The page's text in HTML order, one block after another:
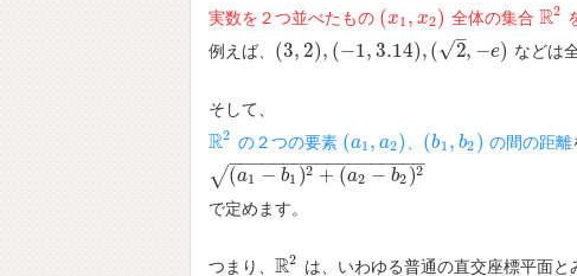
実数を２つ並べたもの (x1 , x2)
(x1, x 2) 全体の集合 R2
R2
例えば、 (3, 2), (−1, 3.14), ( 2
–
√ , −e)
(3,2 ),(− 1 ,3.14),(2,−e ) などは
そして、
R2
R2 の２つの要素 (a1 , a2)
(a1 ,a2) (b1 , b2 )
(b1 ,b2) の間の距離
(a1 − b1 )2 + (a2 − b2 )2
− −
−−−−−−−−−−−−−−−−
√
(a1−b )2 +(a2−b2 )2
で定めます。
つまり、 R2
R2 は、いわゆる普通の直交座標平面と